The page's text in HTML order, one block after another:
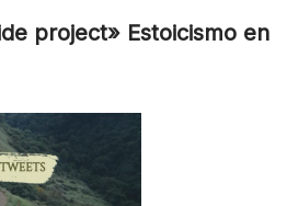
project» Estoicismo en